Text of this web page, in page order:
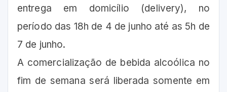
entrega em domicílio (delivery), no
período das 18h de 4 de junho até as 5h de
7 de junho.
A comercialização de bebida alcoólica no
fim de semana será liberada somente em